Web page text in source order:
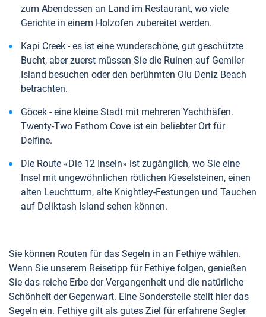
zum Abendessen an Land im Restaurant, wo viele
Gerichte in einem Holzofen zubereitet werden.
Kapi Creek - es ist eine wunderschöne, gut geschützte
Bucht, aber zuerst müssen Sie die Ruinen auf Gemiler
Island besuchen oder den berühmten Olu Deniz Beach
betrachten.
Göcek - eine kleine Stadt mit mehreren Yachthäfen.
Twenty-Two Fathom Cove ist ein beliebter Ort für
Delfine.
Die Route «Die 12 Inseln» ist zugänglich, wo Sie eine
Insel mit ungewöhnlichen rötlichen Kieselsteinen, einen
alten Leuchtturm, alte Knightley-Festungen und Tauchen
auf Deliktash Island sehen können.
Sie können Routen für das Segeln in an Fethiye wählen.
Wenn Sie unserem Reisetipp für Fethiye folgen, genießen
Sie das reiche Erbe der Vergangenheit und die natürliche
Schönheit der Gegenwart. Eine Sonderstelle stellt hier das
Segeln ein. Fethiye gilt als gutes Ziel für erfahrene Segler